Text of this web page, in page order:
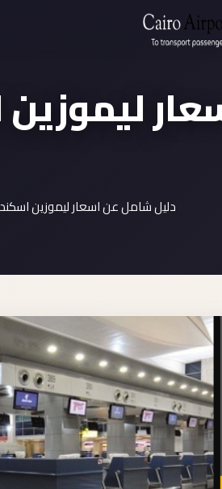
دليل شامل عن اسعار ليموزين